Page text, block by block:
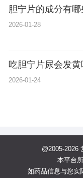
胆宁片的成分有哪
2026-01-28
吃胆宁片尿会发黄
2026-01-24
@2005-2026
本平台
如药品信息与您实